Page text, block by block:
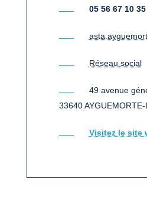
05 56 67 10 35
Réseau social
49 avenue
33640
Visitez le site